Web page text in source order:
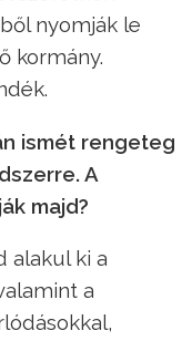
nyomják le
kormány.
ismét rengeteg
A
majd?
alakul ki a
a